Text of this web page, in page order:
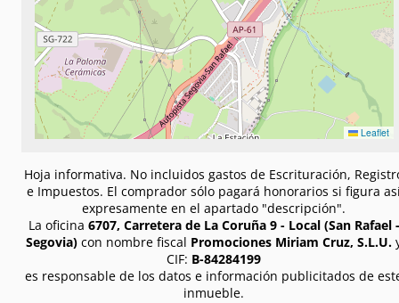
Leaflet
Hoja informativa. No incluidos gastos de Escrituración,
e Impuestos. El comprador sólo pagará honorarios si figura
expresamente en el apartado "descripción".
La oficina 6707, Carretera de La Coruña 9 - Local (San Rafael -
Segovia) con nombre fiscal Promociones Miriam Cruz, S.L.U.
CIF: B-84284199
es responsable de los datos e información publicitados de
inmueble.